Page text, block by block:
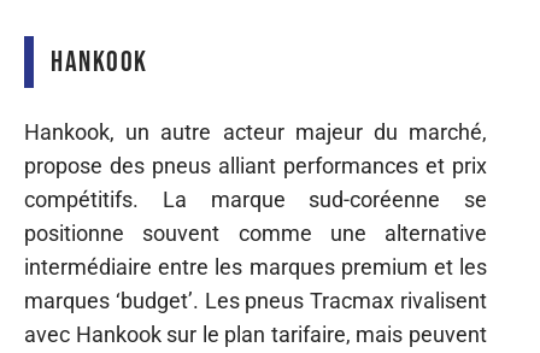
Hankook
Hankook, un autre acteur majeur du marché,
propose des pneus alliant performances et prix
compétitifs. La marque sud-coréenne se
positionne souvent comme une alternative
intermédiaire entre les marques premium et les
marques ‘budget’. Les pneus Tracmax rivalisent
avec Hankook sur le plan tarifaire, mais peuvent